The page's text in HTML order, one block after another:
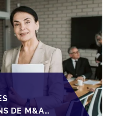
DE M&A